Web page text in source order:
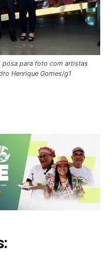
posa para foto com artistas
Henrique Gomes/g1